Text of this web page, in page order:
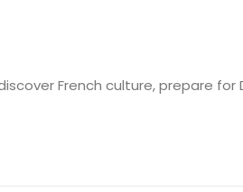
French culture, prepare